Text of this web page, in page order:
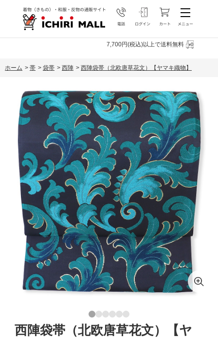
7,700円(税込)以上で送料無料
ホーム > 帯 > 袋帯 > 西陣 > 西陣袋帯（北欧唐草花文）【ヤマキ織物】
西陣袋帯（北欧唐草花文）【ヤ